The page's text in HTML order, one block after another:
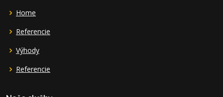
Home
Referencie
Výhody
Referencie